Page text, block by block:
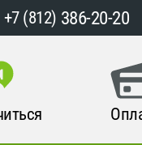
+7 (812) 386-20-20